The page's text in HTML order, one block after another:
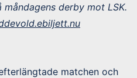
derby mot LSK.
matchen och